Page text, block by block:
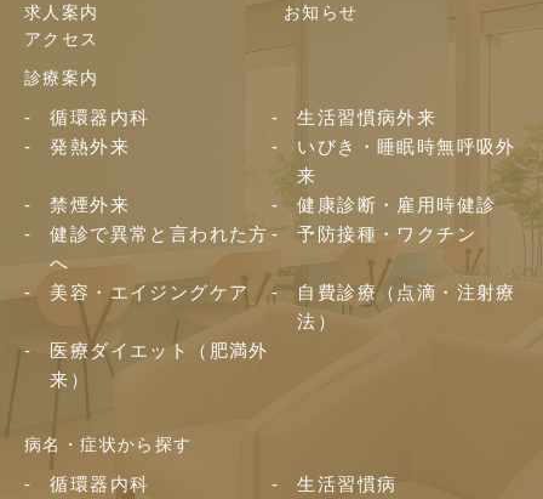
求人案内
お知らせ
アクセス
診療案内
循環器内科
生活習慣病外来
発熱外来
いびき・睡眠時無呼吸外
来
禁煙外来
健康診断・雇用時健診
健診で異常と言われた方
へ
予防接種・ワクチン
美容・エイジングケア
自費診療（点滴・注射療
法）
医療ダイエット（肥満外
来）
病名・症状から探す
循環器内科 生活習慣病